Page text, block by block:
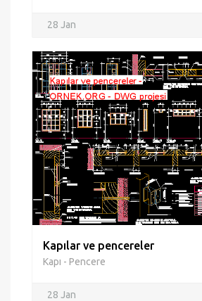
28 Jan
Kapılar ve pencereler
Kapı - Pencere
28 Jan